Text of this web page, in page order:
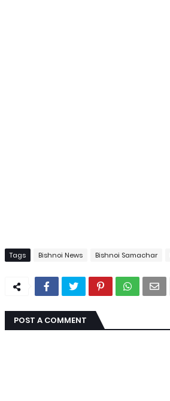
Tags Bishnoi News Bishnoi Samachar
POST A COMMENT